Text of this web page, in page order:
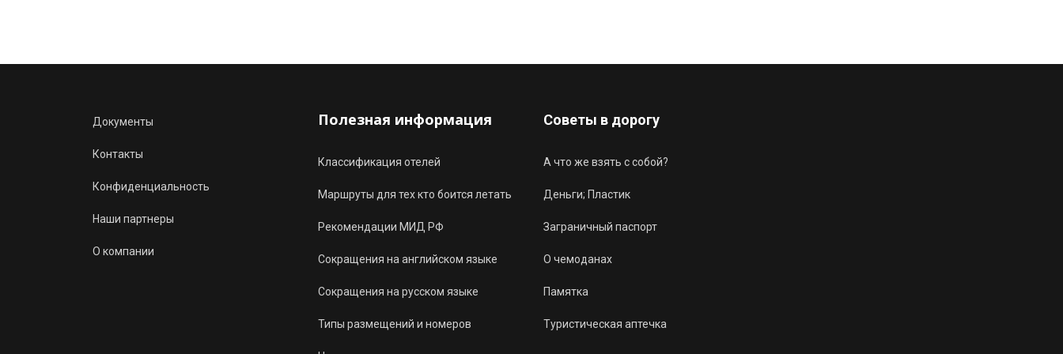
Документы
Контакты
Конфиденциальность
Наши партнеры
О компании
Полезная информация
Классификация отелей
Маршруты для тех кто боится летать
Рекомендации МИД РФ
Сокращения на английском языке
Сокращения на русском языке
Типы размещений и номеров
Советы в дорогу
А что же взять с собой?
Деньги; Пластик
Заграничный паспорт
О чемоданах
Памятка
Туристическая аптечка